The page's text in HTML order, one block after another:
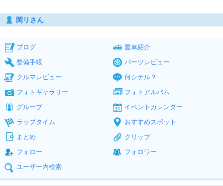
岡リさん
ブログ
愛車紹介
整備手帳
パーツレビュー
クルマレビュー
何シテル？
フォトギャラリー
フォトアルバム
グループ
イベントカレンダー
ラップタイム
おすすめスポット
まとめ
クリップ
フォロー
フォロワー
ユーザー内検索